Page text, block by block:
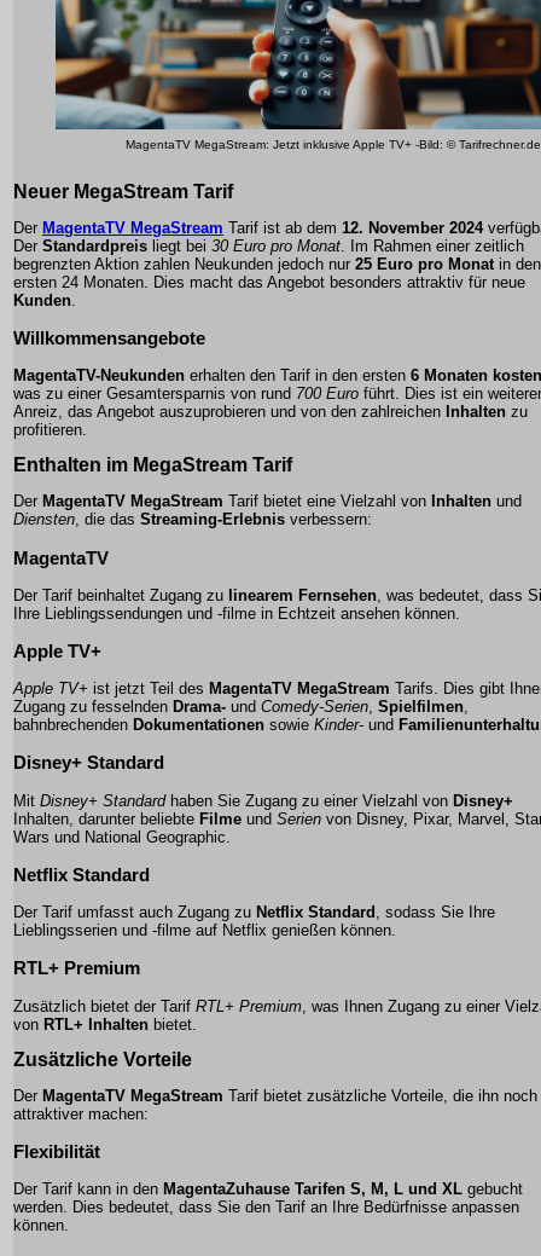
MagentaTV MegaStream: Jetzt inklusive Apple TV+ -Bild: © Tarifrechner.de
Neuer MegaStream Tarif
Der MagentaTV MegaStream Tarif ist ab dem 12. November 2024
Der Standardpreis liegt bei 30 Euro pro Monat. Im Rahmen einer zeitlich
begrenzten Aktion zahlen Neukunden jedoch nur 25 Euro pro Monatin den
ersten 24 Monaten. Dies macht das Angebot besonders attraktiv für neue
Kunden.
Willkommensangebote
MagentaTV-Neukunden erhalten den Tarif in den ersten 6 Monaten
was zu einer Gesamtersparnis von rund 700 Euro führt. Dies ist ein weiterer
Anreiz, das Angebot auszuprobieren und von den zahlreichen Inhalten zu
profitieren.
Enthalten im MegaStream Tarif
Der MagentaTV MegaStream Tarif bietet eine Vielzahl von Inhalten und
Diensten, die das Streaming-Erlebnis verbessern:
MagentaTV
Der Tarif beinhaltet Zugang zu linearem Fernsehen , was bedeutet, dass
Ihre Lieblingssendungen und -filme in Echtzeit ansehen können.
Apple TV+
Apple TV+ ist jetzt Teil des MagentaTV MegaStream Tarifs. Dies gibt
Zugang zu fesselnden Drama- und Comedy-Serien, Spielfilmen,
bahnbrechenden Dokumentationen sowie Kinder- und
Disney+ Standard
Mit Disney+ Standardhaben Sie Zugang zu einer Vielzahl von Disney+
Inhalten, darunter beliebte Filme und Serien von Disney, Pixar, Marvel,
Wars und National Geographic.
Netflix Standard
Der Tarif umfasst auch Zugang zu Netflix Standard , sodass Sie Ihre
Lieblingsserien und -filme auf Netflix genießen können.
RTL+ Premium
Zusätzlich bietet der Tarif RTL+ Premium , was Ihnen Zugang zu einer
von RTL+ Inhalten bietet.
Zusätzliche Vorteile
Der MagentaTV MegaStream Tarif bietet zusätzliche Vorteile, die ihn noch
attraktiver machen:
Flexibilität
Der Tarif kann in den MagentaZuhause Tarifen S, M, L und XL gebucht
werden. Dies bedeutet, dass Sie den Tarif an Ihre Bedürfnisse anpassen
können.